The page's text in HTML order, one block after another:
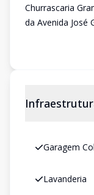
Churrascaria
da Avenida José
Garagem
Lavanderia